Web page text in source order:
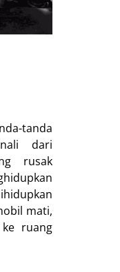
tanda
dari
rusak
mati,
ruang